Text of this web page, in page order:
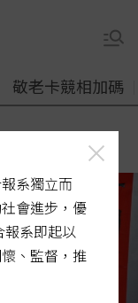
敬老卡競相加碼
系獨立而
會進步，優
系即起以
、監督，推